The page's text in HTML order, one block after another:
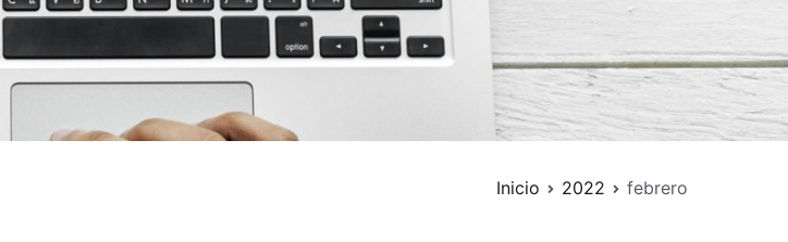
Inicio 2022 febrero